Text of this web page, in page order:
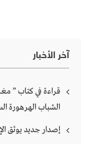
آخر الأخبار
قراءة في كتاب ”
الشباب الهرهورة
إصدار جديد يوثق